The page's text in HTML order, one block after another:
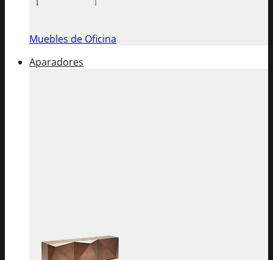
Muebles de Oficina
Aparadores